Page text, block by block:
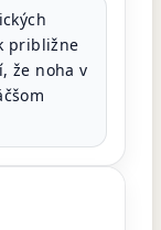
približne
že noha v